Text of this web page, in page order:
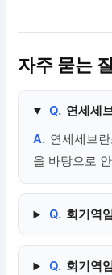
자주 묻는
Q. 연세세
A. 연세세브
을 바탕으로
Q. 회기역
Q. 회기역